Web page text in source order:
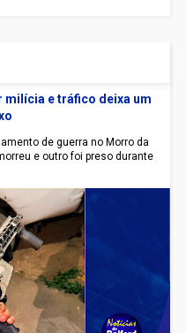
milícia e tráfico deixa um
de guerra no Morro da
e outro foi preso durante